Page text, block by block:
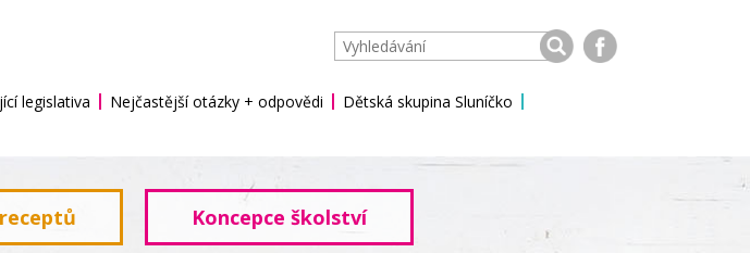
legislativa Nejčastější otázky + odpovědi
Dětská skupina Sluníčko
Koncepce školství